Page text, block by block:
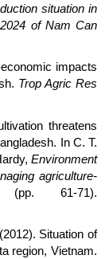
situation in
of Nam Can
impacts
Trop Agric Res
threatens
In C. T.
Environment
agriculture-
61-71).
Situation of
region, Vietnam.